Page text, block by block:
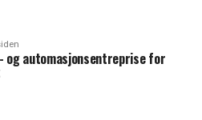
og automasjonsentreprise for